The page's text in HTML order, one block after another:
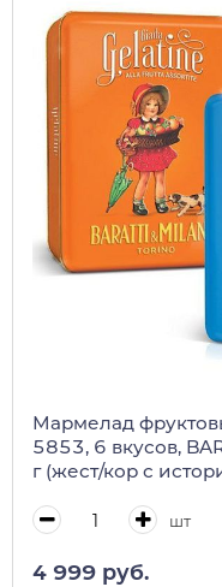
Мармелад
5853, 6 вкусов,
г (жест/кор с
шт
4 999 руб.